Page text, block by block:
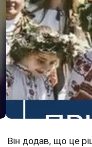
Він додав, що це